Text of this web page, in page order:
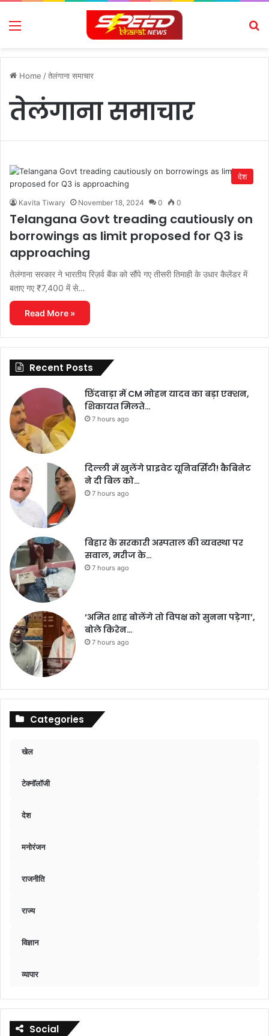
Menu
Home /तेलंगाना समाचार
तेलंगाना समाचार
देश
Kavita Tiwary November 18, 2024 0 0
Telangana Govt treading cautiously on
borrowings as limit proposed for Q3 is
approaching
तेलंगाना सरकार ने भारतीय रिज़र्व बैंक को सौंपे गए तीसरी तिमाही के उधार कैलेंडर में
बताए गए ₹7,400 में से…
Read More »
Recent Posts
छिंदवाड़ा में CM मोहन यादव का बड़ा एक्शन,
शिकायत मिलते…
7 hours ago
दिल्ली में खुलेंगे प्राइवेट यूनिवर्सिटी! कैबिनेट
ने दी बिल को…
7 hours ago
बिहार के सरकारी अस्पताल की व्यवस्था पर
सवाल, मरीज के…
7 hours ago
‘अमित शाह बोलेंगे तो विपक्ष को सुनना पड़ेगा’,
बोले किरेन…
7 hours ago
Categories
खेल
टेक्नॉलॉजी
देश
मनोरंजन
राजनीति
राज्य
विज्ञान
व्यापार
Social